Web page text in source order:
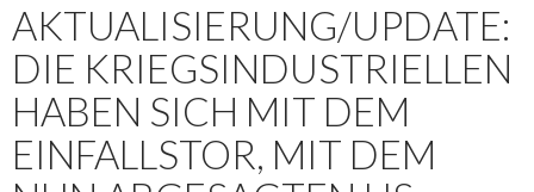
AKTUALISIERUNG/UPDATE:
DIE KRIEGSINDUSTRIELLEN
HABEN SICH MIT DEM
EINFALLSTOR, MIT DEM